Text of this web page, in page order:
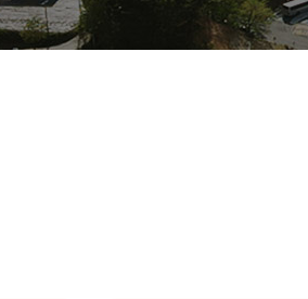
해람문화관 이용안내